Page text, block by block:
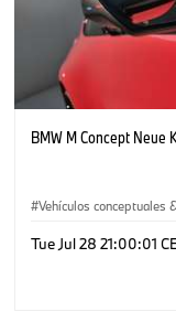
BMW M Concept Neue
Vehículos conceptuales
Tue Jul 28 21:00:01